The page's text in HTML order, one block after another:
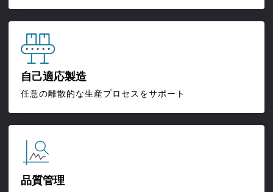
自己適応製造
任意の離散的な生産プロセスをサポート
品質管理